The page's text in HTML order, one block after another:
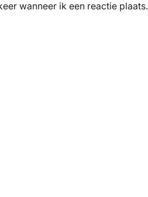
wanneer ik een reactie plaats.